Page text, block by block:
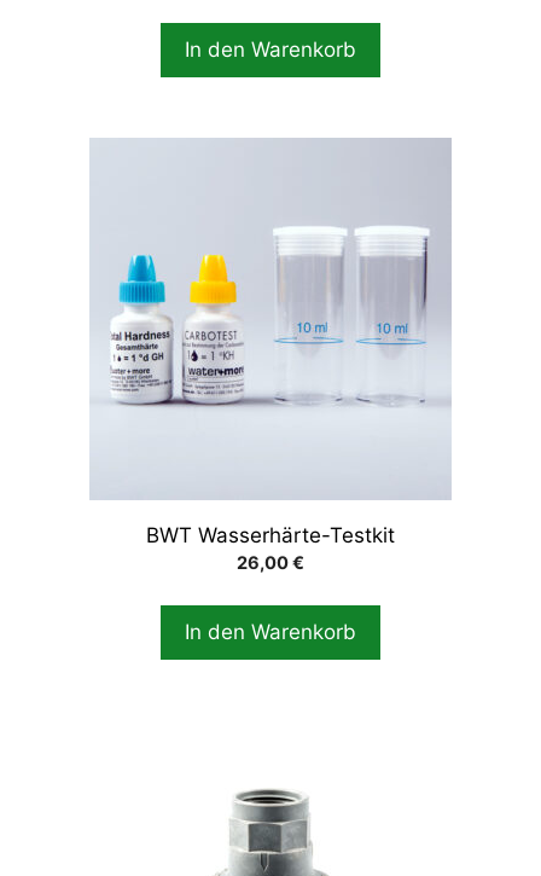
In den Warenkorb
BWT Wasserhärte-Testkit
26,00€
In den Warenkorb